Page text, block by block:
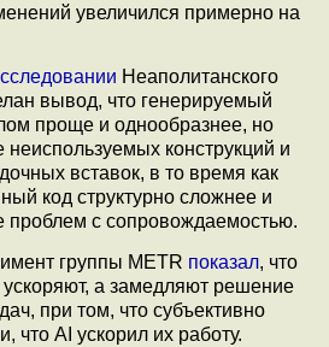
увеличился примерно на
Неаполитанского
вывод, что генерируемый
проще и однообразнее, но
конструкций и
вставок, в то время как
код структурно сложнее и
проблем с сопровождаемостью.
группы METR показал, что
а замедляют решение
при том, что субъективно
что AI ускорил их работу.